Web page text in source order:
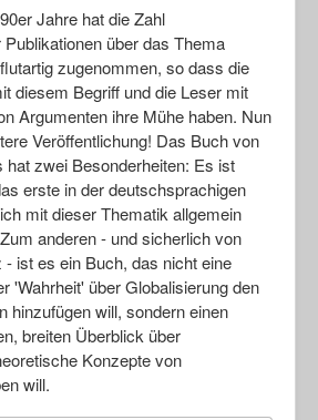
Jahre hat die Zahl
über das Thema
zugenommen, so dass die
diesem Begriff und die Leser mit
Argumenten ihre Mühe haben. Nun
Veröffentlichung! Das Buch von
hat zwei Besonderheiten: Es ist
erste in der deutschsprachigen
mit dieser Thematik allgemein
anderen - und sicherlich von
ist es ein Buch, das nicht eine
'Wahrheit' über Globalisierung den
hinzufügen will, sondern einen
breiten Überblick über
Konzepte von
will.